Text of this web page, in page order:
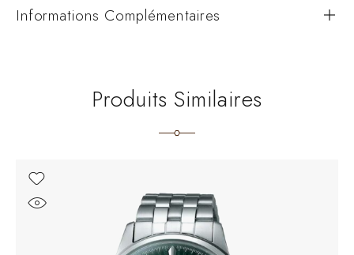
Informations Complémentaires
Produits Similaires